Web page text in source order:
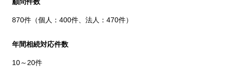
870件（個人：400件、法人：470件）
年間相続対応件数
10～20件